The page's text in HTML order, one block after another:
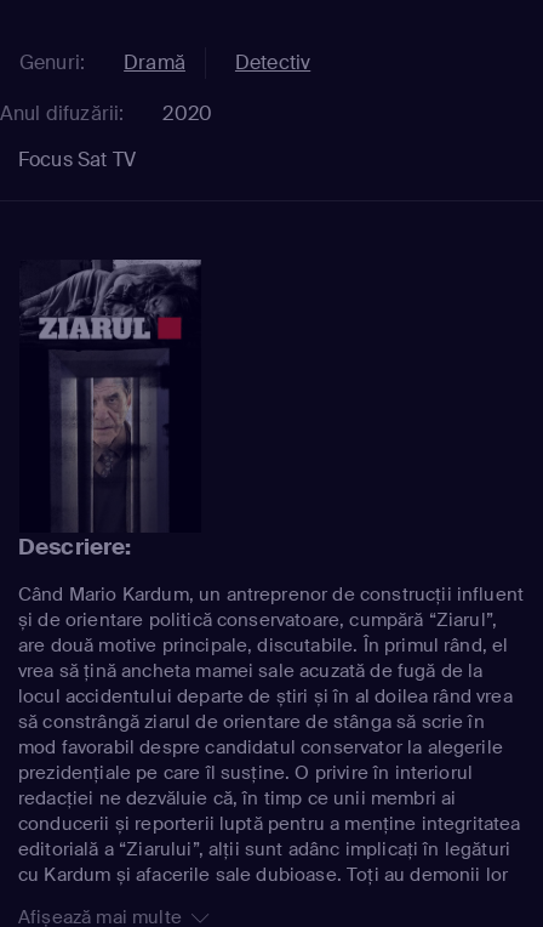
Genuri: Dramă
Detectiv
Anul difuzării:
2020
Focus Sat TV
Descriere:
Când Mario Kardum, un antreprenor de construcții influent
și de orientare politică conservatoare, cumpără “Ziarul”,
are două motive principale, discutabile. În primul rând, el
vrea să țină ancheta mamei sale acuzată de fugă de la
locul accidentului departe de știri și în al doilea rând vrea
să constrângă ziarul de orientare de stânga să scrie în
mod favorabil despre candidatul conservator la alegerile
prezidențiale pe care îl susține. O privire în interiorul
redacției ne dezvăluie că, în timp ce unii membri ai
conducerii și reporterii luptă pentru a menține integritatea
editorială a “Ziarului”, alții sunt adânc implicați în legături
cu Kardum și afacerile sale dubioase. Toți au demonii lor
Afișează mai multe